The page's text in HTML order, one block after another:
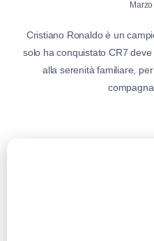
Cristiano Ronaldo è un
solo ha conquistato CR7
alla serenità familiare,